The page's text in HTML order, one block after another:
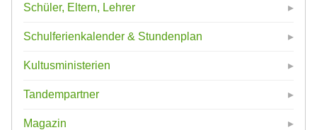
Schüler, Eltern, Lehrer
Schulferienkalender & Stundenplan
Kultusministerien
Tandempartner
Magazin